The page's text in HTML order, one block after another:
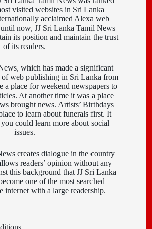
visited websites in Sri Lanka
acclaimed Alexa web
now, JJ Sri Lanka Tamil News
its position and maintain the trust
of its readers.
which has made a significant
web publishing in Sri Lanka from
a place for weekend newspapers to
At another time it was a place
brought news. Artists’ Birthdays
to learn about funerals first. It
could learn more about social
issues.
creates dialogue in the country
readers’ opinion without any
this background that JJ Sri Lanka
one of the most searched
internet with a large readership.